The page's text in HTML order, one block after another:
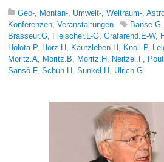
Geo-, Montan-, Umwelt-, Weltraum-,
Konferenzen,Veranstaltungen Banse.G,
Brasseur.G, Fleischer.L-G,Grafarend.E-W,
Holota.P, Hörz.H , Kautzleben.H , Knoll.P,
Moritz.A, Moritz.B, Moritz.H , Neitzel.F,
Sansò.F,Schuh.H ,Sünkel.H , Ulrich.G